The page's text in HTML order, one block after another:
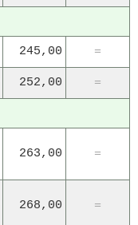
245,00 =
252,00 =
263,00 =
268,00 =